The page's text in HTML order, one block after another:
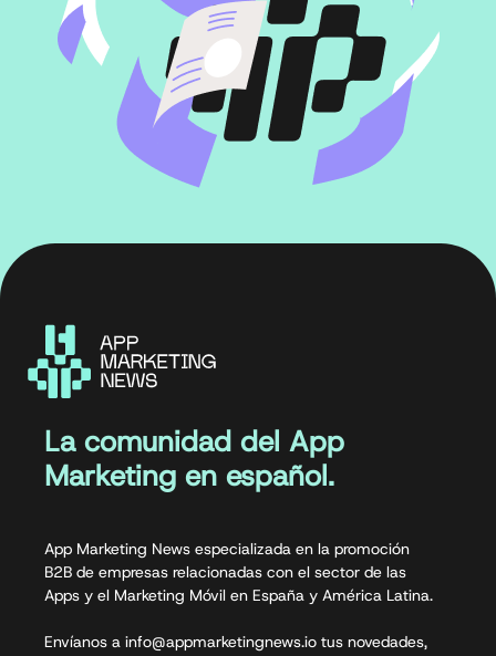
La comunidad del App
Marketing en español.
App Marketing News especializada en la promoción
B2B de empresas relacionadas con el sector de las
Apps y el Marketing Móvil en España y América Latina.
Envíanos a info@appmarketingnews.io tus novedades,